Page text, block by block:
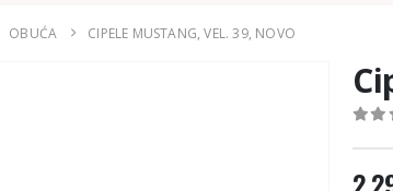
OBUĆA CIPELE MUSTANG, VEL. 39, NOVO